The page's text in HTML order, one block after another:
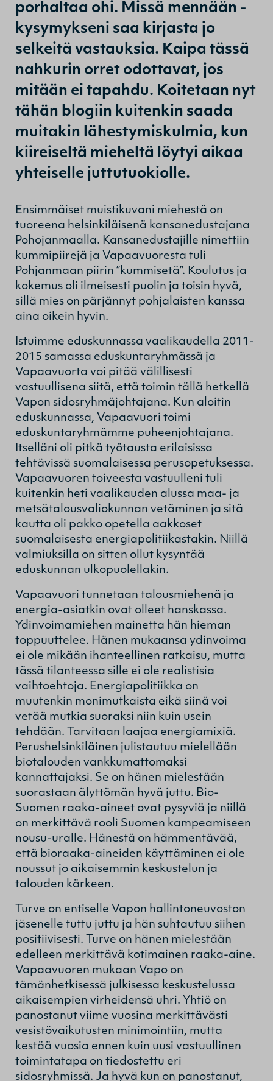
porhaltaa ohi. Missä mennään -
kysymykseni saa kirjasta jo
selkeitä vastauksia. Kaipa tässä
nahkurin orret odottavat, jos
mitään ei tapahdu. Koitetaan nyt
tähän blogiin kuitenkin saada
muitakin lähestymiskulmia, kun
kiireiseltä mieheltä löytyi aikaa
yhteiselle juttutuokiolle.
Ensimmäiset muistikuvani miehestä on
tuoreena helsinkiläisenä kansanedustajana
Pohojanmaalla. Kansanedustajille nimettiin
kummipiirejä ja Vapaavuoresta tuli
Pohjanmaan piirin ”kummisetä”. Koulutus ja
kokemus oli ilmeisesti puolin ja toisin hyvä,
sillä mies on pärjännyt pohjalaisten kanssa
aina oikein hyvin.
Istuimme eduskunnassa vaalikaudella 2011-
2015 samassa eduskuntaryhmässä ja
Vapaavuorta voi pitää välillisesti
vastuullisena siitä, että toimin tällä hetkellä
Vapon sidosryhmäjohtajana. Kun aloitin
eduskunnassa, Vapaavuori toimi
eduskuntaryhmämme puheenjohtajana.
Itselläni oli pitkä työtausta erilaisissa
tehtävissä suomalaisessa perusopetuksessa.
Vapaavuoren toiveesta vastuulleni tuli
kuitenkin heti vaalikauden alussa maa- ja
metsätalousvaliokunnan vetäminen ja sitä
kautta oli pakko opetella aakkoset
suomalaisesta energiapolitiikastakin. Niillä
valmiuksilla on sitten ollut kysyntää
eduskunnan ulkopuolellakin.
Vapaavuori tunnetaan talousmiehenä ja
energia-asiatkin ovat olleet hanskassa.
Ydinvoimamiehen mainetta hän hieman
toppuuttelee. Hänen mukaansa ydinvoima
ei ole mikään ihanteellinen ratkaisu, mutta
tässä tilanteessa sille ei ole realistisia
vaihtoehtoja. Energiapolitiikka on
muutenkin monimutkaista eikä siinä voi
vetää mutkia suoraksi niin kuin usein
tehdään. Tarvitaan laajaa energiamixiä.
Perushelsinkiläinen julistautuu mielellään
biotalouden vankkumattomaksi
kannattajaksi. Se on hänen mielestään
suorastaan älyttömän hyvä juttu. Bio-
Suomen raaka-aineet ovat pysyviä ja niillä
on merkittävä rooli Suomen kampeamiseen
nousu-uralle. Hänestä on hämmentävää,
että bioraaka-aineiden käyttäminen ei ole
noussut jo aikaisemmin keskustelun ja
talouden kärkeen.
Turve on entiselle Vapon hallintoneuvoston
jäsenelle tuttu juttu ja hän suhtautuu siihen
positiivisesti. Turve on hänen mielestään
edelleen merkittävä kotimainen raaka-aine.
Vapaavuoren mukaan Vapo on
tämänhetkisessä julkisessa keskustelussa
aikaisempien virheidensä uhri. Yhtiö on
panostanut viime vuosina merkittävästi
vesistövaikutusten minimointiin, mutta
kestää vuosia ennen kuin uusi vastuullinen
toimintatapa on tiedostettu eri
sidosryhmissä. Ja hyvä kun on panostanut,